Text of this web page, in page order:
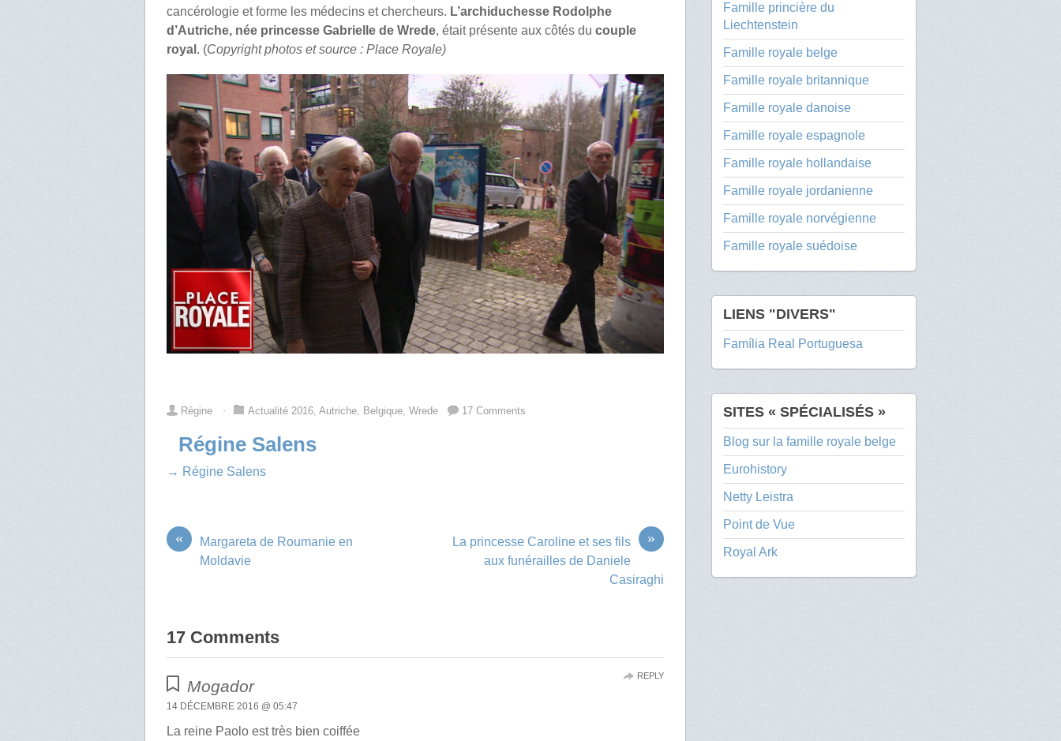
cancérologie et forme les médecins et chercheurs. L’archiduchesse Rodolphe
d’Autriche, née princesse Gabrielle de Wrede, était présente aux côtés ducouple
royal . (Copyright photos et source : Place Royale)
Régine ⋅ Actualité 2016 ,Autriche Belgique ,Wrede 17 Comments
Régine Salens
→ Régine Salens
«
Margareta de Roumanie en
Moldavie
»
La princesse Caroline et ses fils
aux funérailles de Daniele
Casiraghi
17 Comments
Mogador
14 DÉCEMBRE 2016 @ 05:47
La reine Paolo est très bien coiffée
REPLY
Famille princière du
Liechtenstein
Famille royale belge
Famille royale britannique
Famille royale danoise
Famille royale espagnole
Famille royale hollandaise
Famille royale jordanienne
Famille royale norvégienne
Famille royale suédoise
LIENS "DIVERS"
Família Real Portuguesa
SITES « SPÉCIALISÉS »
Blog sur la famille royale belge
Eurohistory
Netty Leistra
Point de Vue
Royal Ark